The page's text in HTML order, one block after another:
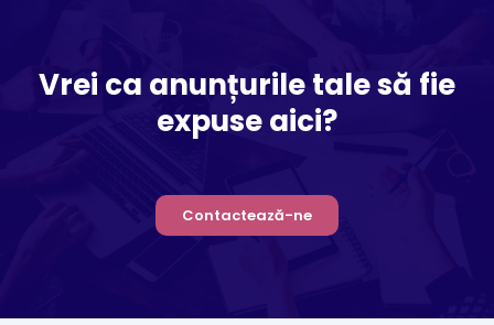
Vrei ca anunțurile tale să fie
expuse aici?
Contactează-ne